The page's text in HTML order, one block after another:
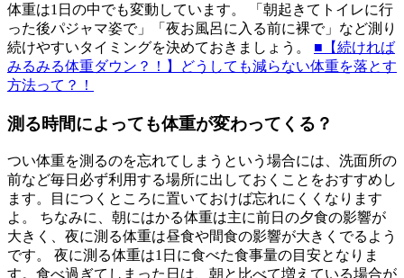
体重は1日の中でも変動しています。 「朝起きてトイレに行
った後パジャマ姿で」「夜お風呂に入る前に裸で」など測り
続けやすいタイミングを決めておきましょう。 ■【続ければ
みるみる体重ダウン？！】どうしても減らない体重を落とす
方法って？！
測る時間によっても体重が変わってくる？
つい体重を測るのを忘れてしまうという場合には、洗面所の
前など毎日必ず利用する場所に出しておくことをおすすめし
ます。目につくところに置いておけば忘れにくくなります
よ。 ちなみに、朝にはかる体重は主に前日の夕食の影響が
大きく、夜に測る体重は昼食や間食の影響が大きくでるよう
です。 夜に測る体重は1日に食べた食事量の目安となりま
す。食べ過ぎてしまった日は、朝と比べて増えている場合が